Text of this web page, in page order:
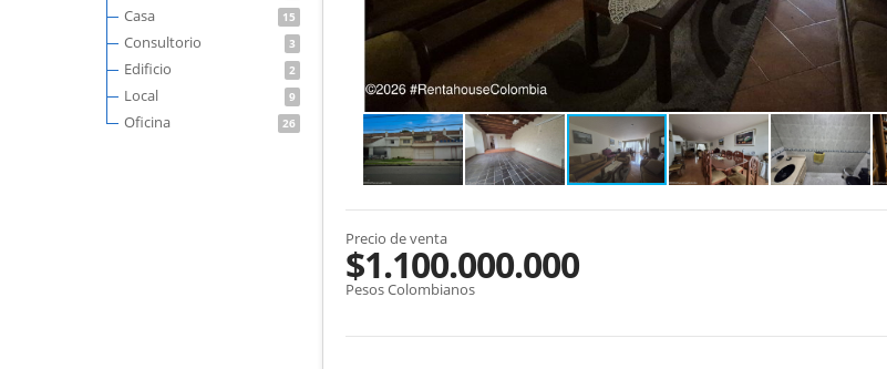
Casa 15
Consultorio 3
Edificio 2
Local 9
Oficina 26
Precio de venta
$1.100.000.000
Pesos Colombianos